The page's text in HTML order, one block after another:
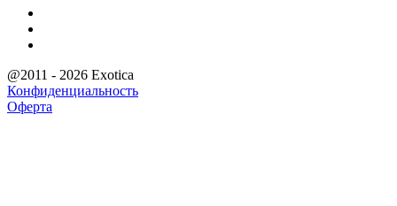
@2011 - 2026 Exotica
Конфиденциальность
Оферта